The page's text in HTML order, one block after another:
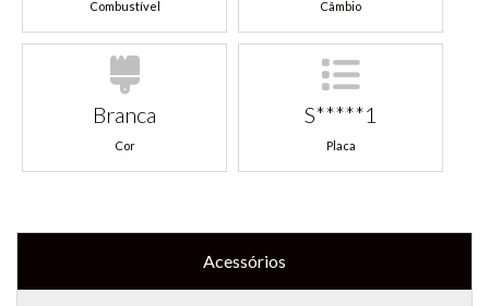
Combustível Câmbio
Branca
Cor
S*****1
Placa
Acessórios